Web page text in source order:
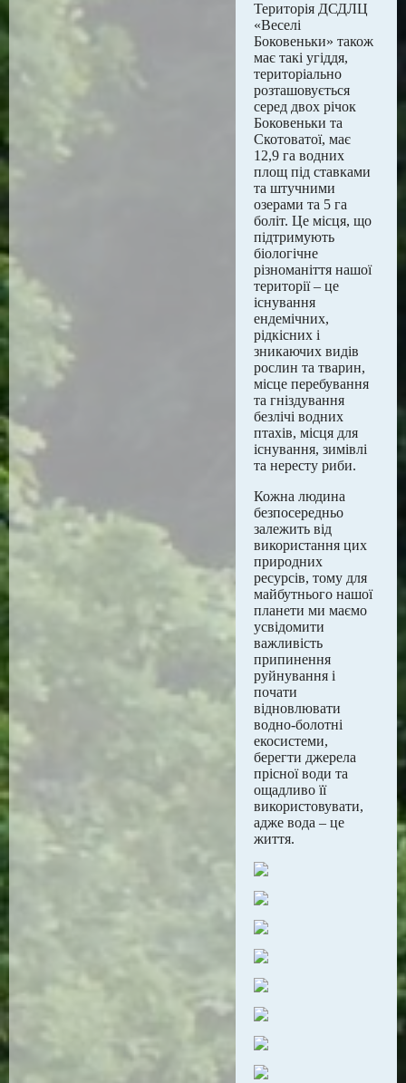
Територія ДСДЛЦ
«Веселі
Боковеньки» також
має такі угіддя,
територіально
розташовується
серед двох річок
Боковеньки та
Скотоватої, має
12,9 га водних
площ під ставками
та штучними
озерами та 5 га
боліт. Це місця, що
підтримують
біологічне
різноманіття нашої
території – це
існування
ендемічних,
рідкісних і
зникаючих видів
рослин та тварин,
місце перебування
та гніздування
безлічі водних
птахів, місця для
існування, зимівлі
та нересту риби.
Кожна людина
безпосередньо
залежить від
використання цих
природних
ресурсів, тому для
майбутнього нашої
планети ми маємо
усвідомити
важливість
припинення
руйнування і
почати
відновлювати
водно-болотні
екосистеми,
берегти джерела
прісної води та
ощадливо її
використовувати,
адже вода – це
життя.